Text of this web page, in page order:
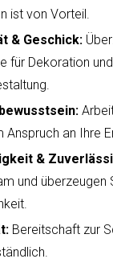
ist von Vorteil.
& Geschick:
für Dekoration
Anspruch an Ihre
&
und überzeugen
Bereitschaft zur